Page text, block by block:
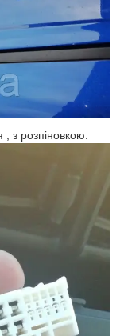
з розпіновкою.